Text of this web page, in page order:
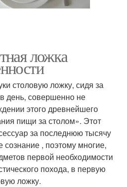
ложка
столовую ложку, сидя за
день, совершенно не
этого древнейшего
пищи за столом». Этот
за последнюю тысячу
, поэтому многие,
первой необходимости
похода, в первую
ложку.